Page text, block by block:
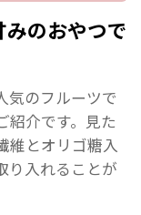
みのおやつで
気のフルーツで
紹介です。見た
維とオリゴ糖入
り入れることが